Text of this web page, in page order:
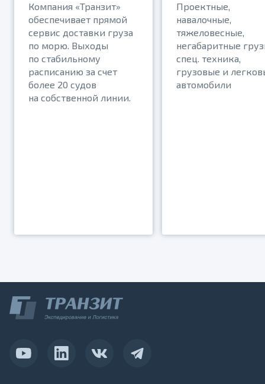
Компания «Транзит»
обеспечивает прямой
сервис доставки груза
по морю. Выходы
по стабильному
расписанию за счет
более 20 судов
на собственной линии.
Проектные,
навалочные,
тяжеловесные,
негабаритные
спец. техника,
грузовые и
автомобили